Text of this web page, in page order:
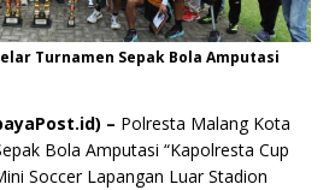
Turnamen Sepak Bola Amputasi
– Polresta Malang Kota
Bola Amputasi “Kapolresta Cup
Soccer Lapangan Luar Stadion